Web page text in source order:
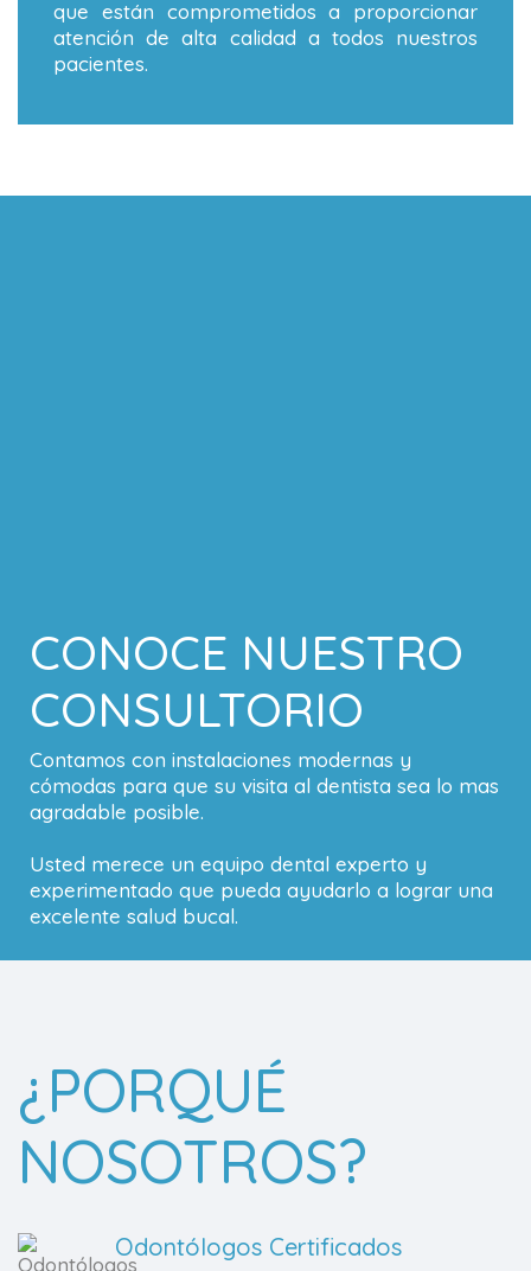
que están comprometidos a proporcionar
atención de alta calidad a todos nuestros
pacientes.
CONOCE NUESTRO
CONSULTORIO
Contamos con instalaciones modernas y
cómodas para que su visita al dentista sea lo mas
agradable posible.
Usted merece un equipo dental experto y
experimentado que pueda ayudarlo a lograr una
excelente salud bucal.
¿PORQUÉ
NOSOTROS?
Odontólogos Certificados